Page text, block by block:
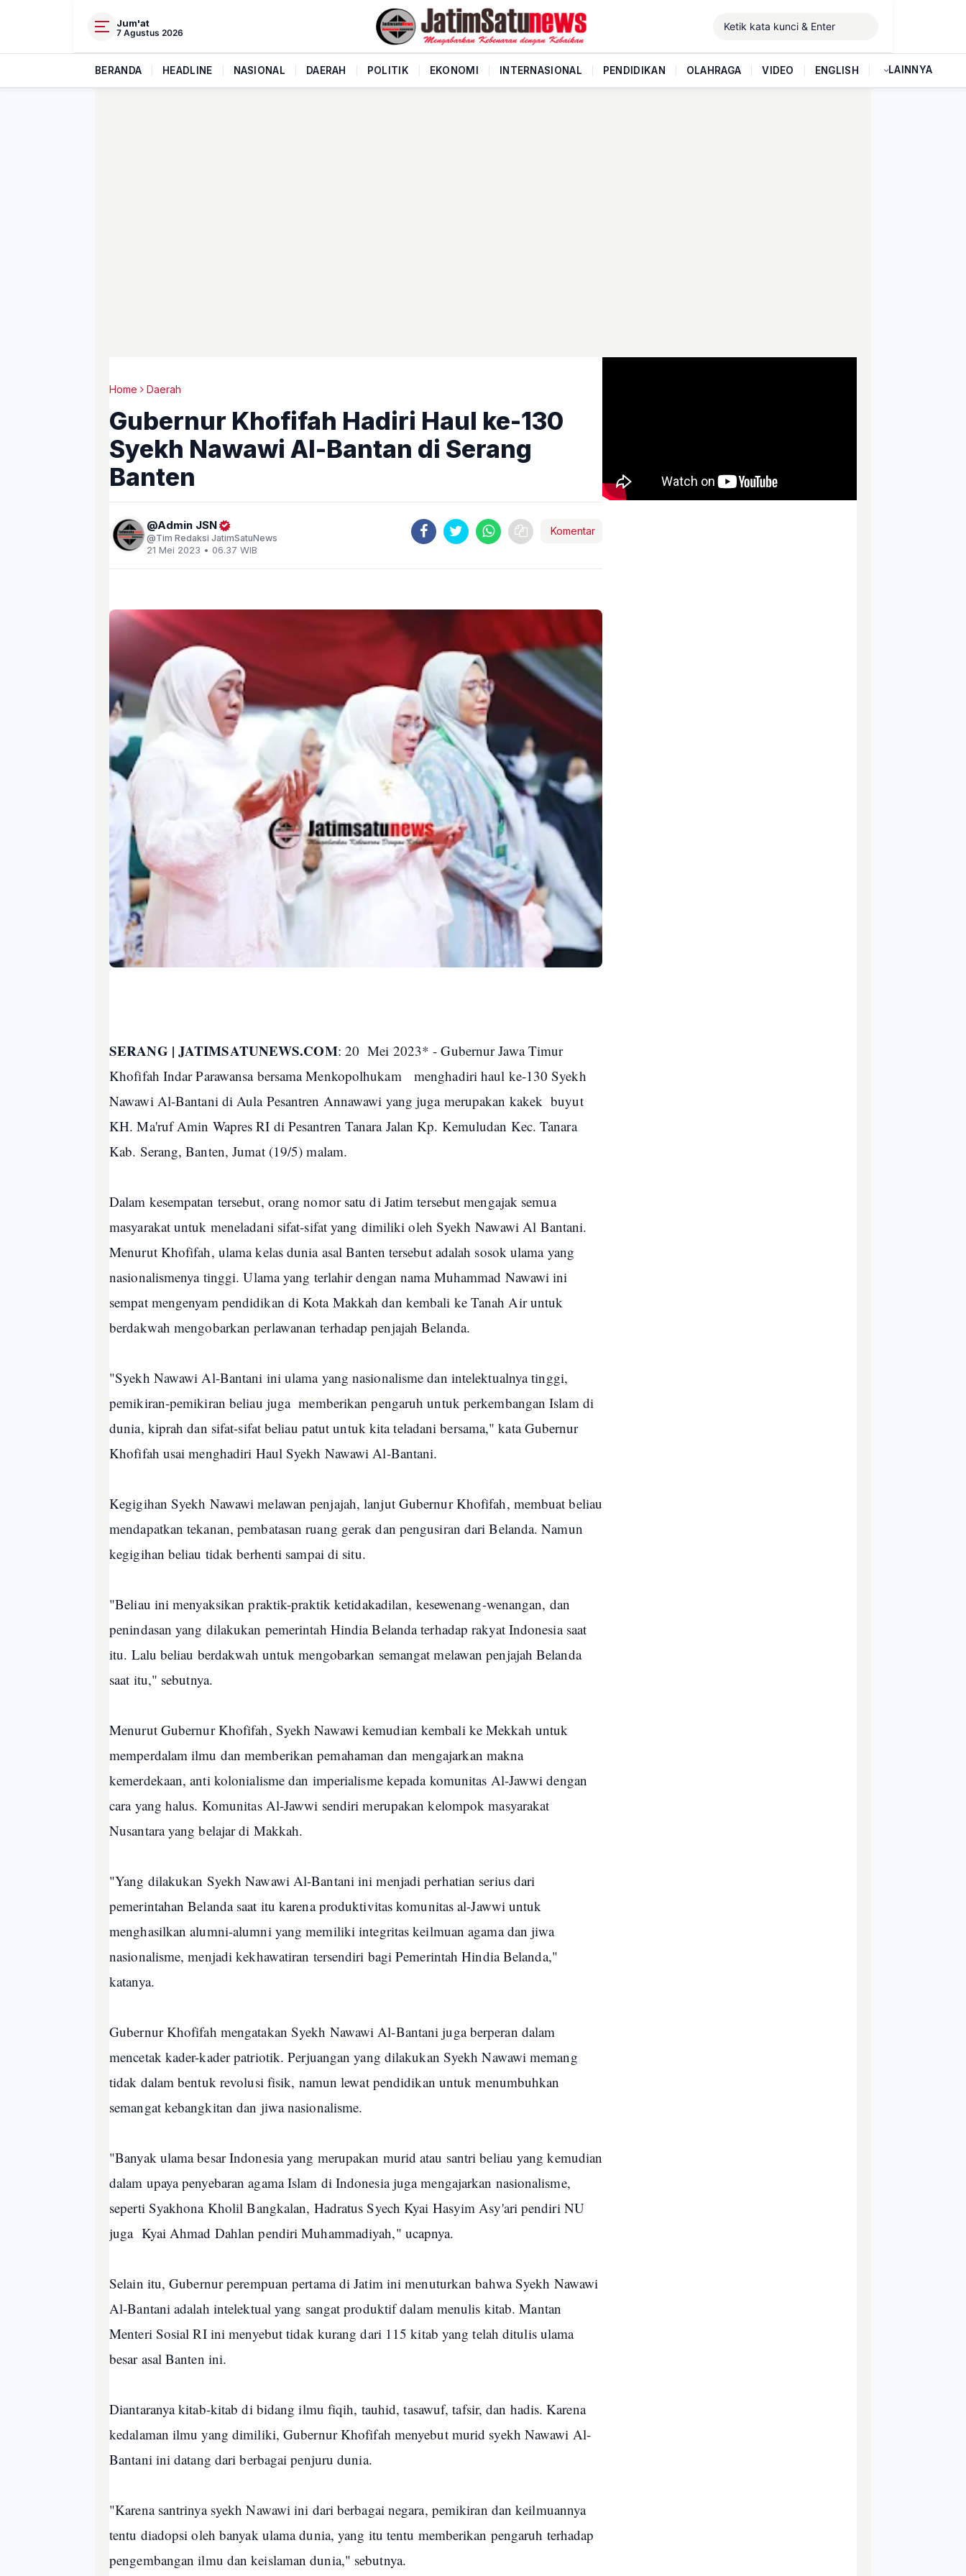
Jum'at
7 Agustus 2026
BERANDA HEADLINE NASIONAL DAERAH POLITIK EKONOMI INTERNASIONAL PENDIDIKAN OLAHRAGA VIDEO ENGLISH LAINNYA
Home Daerah
Gubernur Khofifah Hadiri Haul ke-130
Syekh Nawawi Al-Bantan di Serang
Banten
Admin JSN
Tim Redaksi JatimSatuNews
21 Mei 2023 • 06.37 WIB
Komentar
SERANG | JATIMSATUNEWS.COM: 20 Mei 2023* - Gubernur Jawa Timur
Khofifah Indar Parawansa bersama Menkopolhukam menghadiri haul ke-130 Syekh
Nawawi Al-Bantani di Aula Pesantren Annawawi yang juga merupakan kakek buyut
KH. Ma'ruf Amin Wapres RI di Pesantren Tanara Jalan Kp. Kemuludan Kec. Tanara
Kab. Serang, Banten, Jumat (19/5) malam.
Dalam kesempatan tersebut, orang nomor satu di Jatim tersebut mengajak semua
masyarakat untuk meneladani sifat-sifat yang dimiliki oleh Syekh Nawawi Al Bantani.
Menurut Khofifah, ulama kelas dunia asal Banten tersebut adalah sosok ulama yang
nasionalismenya tinggi. Ulama yang terlahir dengan nama Muhammad Nawawi ini
sempat mengenyam pendidikan di Kota Makkah dan kembali ke Tanah Air untuk
berdakwah mengobarkan perlawanan terhadap penjajah Belanda.
"Syekh Nawawi Al-Bantani ini ulama yang nasionalisme dan intelektualnya tinggi,
pemikiran-pemikiran beliau juga memberikan pengaruh untuk perkembangan Islam di
dunia, kiprah dan sifat-sifat beliau patut untuk kita teladani bersama," kata Gubernur
Khofifah usai menghadiri Haul Syekh Nawawi Al-Bantani.
Kegigihan Syekh Nawawi melawan penjajah, lanjut Gubernur Khofifah, membuat beliau
mendapatkan tekanan, pembatasan ruang gerak dan pengusiran dari Belanda. Namun
kegigihan beliau tidak berhenti sampai di situ.
"Beliau ini menyaksikan praktik-praktik ketidakadilan, kesewenang-wenangan, dan
penindasan yang dilakukan pemerintah Hindia Belanda terhadap rakyat Indonesia saat
itu. Lalu beliau berdakwah untuk mengobarkan semangat melawan penjajah Belanda
saat itu," sebutnya.
Menurut Gubernur Khofifah, Syekh Nawawi kemudian kembali ke Mekkah untuk
memperdalam ilmu dan memberikan pemahaman dan mengajarkan makna
kemerdekaan, anti kolonialisme dan imperialisme kepada komunitas Al-Jawwi dengan
cara yang halus. Komunitas Al-Jawwi sendiri merupakan kelompok masyarakat
Nusantara yang belajar di Makkah.
"Yang dilakukan Syekh Nawawi Al-Bantani ini menjadi perhatian serius dari
pemerintahan Belanda saat itu karena produktivitas komunitas al-Jawwi untuk
menghasilkan alumni-alumni yang memiliki integritas keilmuan agama dan jiwa
nasionalisme, menjadi kekhawatiran tersendiri bagi Pemerintah Hindia Belanda,"
katanya.
Gubernur Khofifah mengatakan Syekh Nawawi Al-Bantani juga berperan dalam
mencetak kader-kader patriotik. Perjuangan yang dilakukan Syekh Nawawi memang
tidak dalam bentuk revolusi fisik, namun lewat pendidikan untuk menumbuhkan
semangat kebangkitan dan jiwa nasionalisme.
"Banyak ulama besar Indonesia yang merupakan murid atau santri beliau yang kemudian
dalam upaya penyebaran agama Islam di Indonesia juga mengajarkan nasionalisme,
seperti Syakhona Kholil Bangkalan, Hadratus Syech Kyai Hasyim Asy'ari pendiri NU
juga Kyai Ahmad Dahlan pendiri Muhammadiyah," ucapnya.
Selain itu, Gubernur perempuan pertama di Jatim ini menuturkan bahwa Syekh Nawawi
Al-Bantani adalah intelektual yang sangat produktif dalam menulis kitab. Mantan
Menteri Sosial RI ini menyebut tidak kurang dari 115 kitab yang telah ditulis ulama
besar asal Banten ini.
Diantaranya kitab-kitab di bidang ilmu fiqih, tauhid, tasawuf, tafsir, dan hadis. Karena
kedalaman ilmu yang dimiliki, Gubernur Khofifah menyebut murid syekh Nawawi Al-
Bantani ini datang dari berbagai penjuru dunia.
"Karena santrinya syekh Nawawi ini dari berbagai negara, pemikiran dan keilmuannya
tentu diadopsi oleh banyak ulama dunia, yang itu tentu memberikan pengaruh terhadap
pengembangan ilmu dan keislaman dunia," sebutnya.